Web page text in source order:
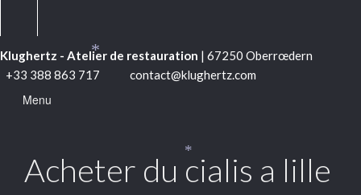
Klughertz - Atelier de restauration | 67250 Oberrœdern
+33 388 863 717
contact@klughertz.com
Menu
Acheter du cialis a lille
*
*